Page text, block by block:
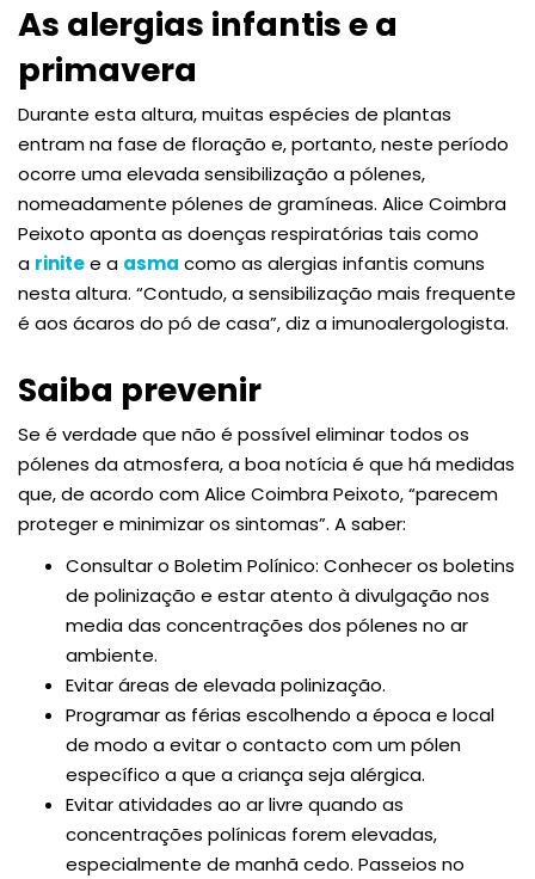
As alergias infantis e a
primavera
Durante esta altura, muitas espécies de plantas
entram na fase de floração e, portanto, neste período
ocorre uma elevada sensibilização a pólenes,
nomeadamente pólenes de gramíneas. Alice Coimbra
Peixoto aponta as doenças respiratórias tais como
a rinitee a asma como as alergias infantis comuns
nesta altura. “Contudo, a sensibilização mais frequente
é aos ácaros do pó de casa”, diz a imunoalergologista.
Saiba prevenir
Se é verdade que não é possível eliminar todos os
pólenes da atmosfera, a boa notícia é que há medidas
que, de acordo com Alice Coimbra Peixoto, “parecem
proteger e minimizar os sintomas”. A saber:
Consultar o Boletim Polínico: Conhecer os boletins
de polinização e estar atento à divulgação nos
media das concentrações dos pólenes no ar
ambiente.
Evitar áreas de elevada polinização.
Programar as férias escolhendo a época e local
de modo a evitar o contacto com um pólen
específico a que a criança seja alérgica.
Evitar atividades ao ar livre quando as
concentrações polínicas forem elevadas,
especialmente de manhã cedo. Passeios no